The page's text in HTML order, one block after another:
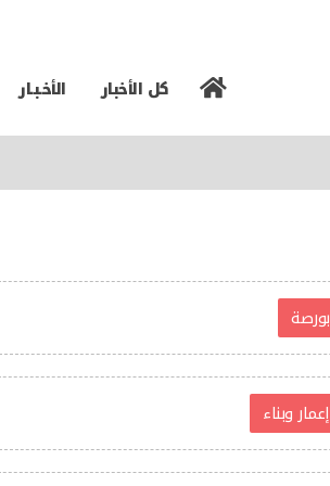
كل الأخبار الأخـبـار
بورصة
إعمار وبناء